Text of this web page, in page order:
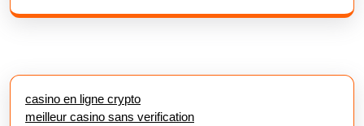
casino en ligne crypto
meilleur casino sans verification